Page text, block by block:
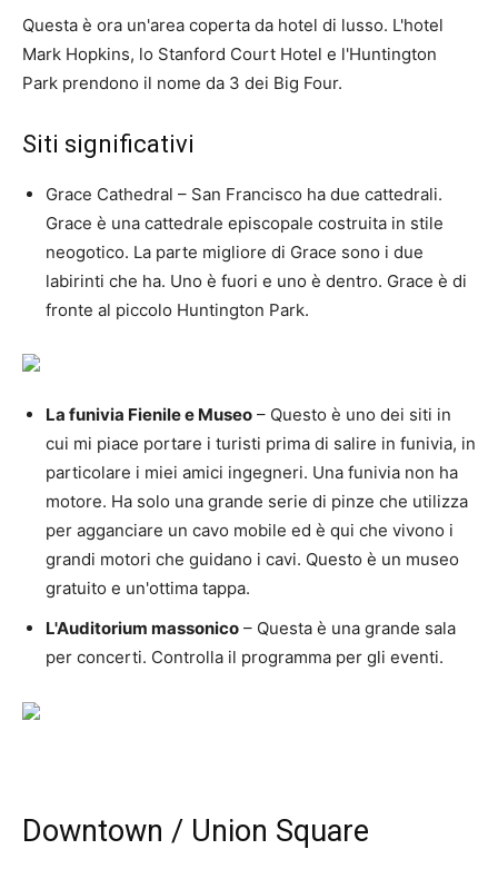
Questa è ora un'area coperta da hotel di lusso. L'hotel
Mark Hopkins, lo Stanford Court Hotel e l'Huntington
Park prendono il nome da 3 dei Big Four.
Siti significativi
Grace Cathedral – San Francisco ha due cattedrali.
Grace è una cattedrale episcopale costruita in stile
neogotico. La parte migliore di Grace sono i due
labirinti che ha. Uno è fuori e uno è dentro. Grace è di
fronte al piccolo Huntington Park.
La funivia Fienile e Museo – Questo è uno dei siti in
cui mi piace portare i turisti prima di salire in funivia, in
particolare i miei amici ingegneri. Una funivia non ha
motore. Ha solo una grande serie di pinze che utilizza
per agganciare un cavo mobile ed è qui che vivono i
grandi motori che guidano i cavi. Questo è un museo
gratuito e un'ottima tappa.
L'Auditorium massonico – Questa è una grande sala
per concerti. Controlla il programma per gli eventi.
Downtown / Union Square